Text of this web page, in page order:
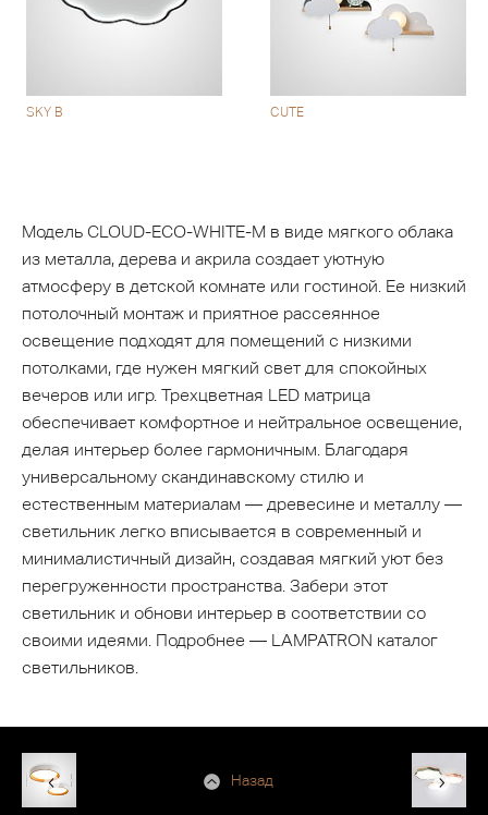
SKY B CUTE
Модель CLOUD-ECO-WHITE-M в виде мягкого облака
из металла, дерева и акрила создает уютную
атмосферу в детской комнате или гостиной. Ее низкий
потолочный монтаж и приятное рассеянное
освещение подходят для помещений с низкими
потолками, где нужен мягкий свет для спокойных
вечеров или игр. Трехцветная LED матрица
обеспечивает комфортное и нейтральное освещение,
делая интерьер более гармоничным. Благодаря
универсальному скандинавскому стилю и
естественным материалам — древесине и металлу —
светильник легко вписывается в современный и
минималистичный дизайн, создавая мягкий уют без
перегруженности пространства. Забери этот
светильник и обнови интерьер в соответствии со
своими идеями. Подробнее — LAMPATRON каталог
светильников.
Назад